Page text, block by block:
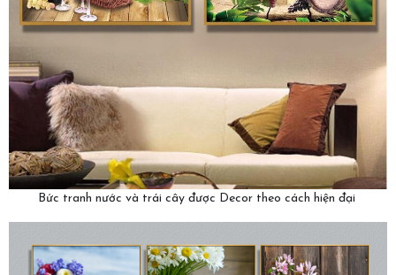
Bức tranh nước và trái cây được Decor theo cách hiện đại